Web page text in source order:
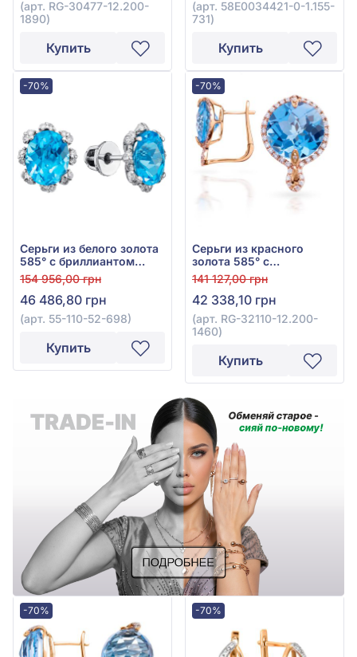
(арт. RG-30477-12.200-
1890)
Купить
(арт. 58E0034421-0-1.155-
731)
Купить
-70%
Серьги из белого золота
585° с бриллиантом
0,41ct и топазом Swiss
Blue 5,79ct, арт. 55-110-
52-698
154 956,00 грн
46 486,80 грн
(арт. 55-110-52-698)
Купить
-70%
Серьги из красного
золота 585° с
бриллиантом 0,27ct и
топазом Swiss Blue 8,4ct,
арт. RG-32110-12.200-
1460
141 127,00 грн
42 338,10 грн
(арт. RG-32110-12.200-
1460)
Купить
-70% -70%